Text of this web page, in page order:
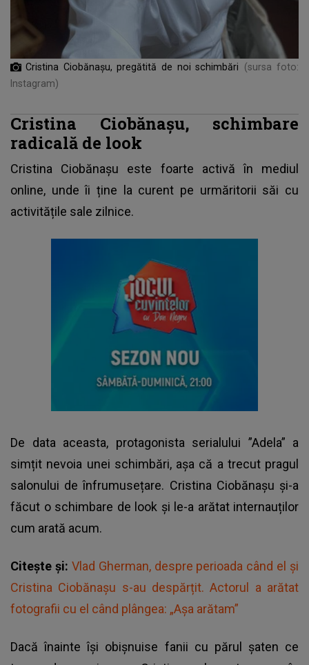
Cristina Ciobănașu, pregătită de noi schimbări
(sursa foto:
Instagram)
Cristina Ciobănașu, schimbare
radicală de look
Cristina Ciobănașu este foarte activă în mediul
online, unde îi ține la curent pe urmăritorii săi cu
activitățile sale zilnice.
De data aceasta, protagonista serialului ”Adela” a
simțit nevoia unei schimbări, așa că a trecut pragul
salonului de înfrumusețare. Cristina Ciobănașu și-a
făcut o schimbare de look și le-a arătat internauților
cum arată acum.
Citește și: Vlad Gherman, despre perioada când el și
Cristina Ciobănașu s-au despărțit. Actorul a arătat
fotografii cu el când plângea: „Așa arătam”
Dacă înainte își obișnuise fanii cu părul șaten ce